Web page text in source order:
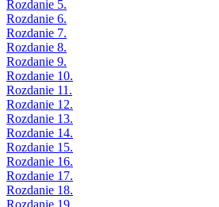
Rozdanie 5.
Rozdanie 6.
Rozdanie 7.
Rozdanie 8.
Rozdanie 9.
Rozdanie 10.
Rozdanie 11.
Rozdanie 12.
Rozdanie 13.
Rozdanie 14.
Rozdanie 15.
Rozdanie 16.
Rozdanie 17.
Rozdanie 18.
Rozdanie 19.